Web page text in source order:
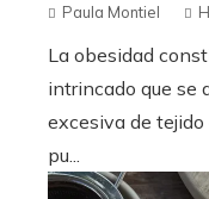
Paula Montiel
La obesidad
intrincado que se
excesiva de
pu...